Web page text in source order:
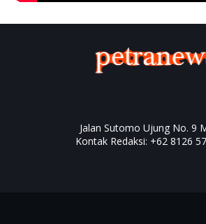
Jalan Sutomo Ujung No. 9
Kontak Redaksi: +62 8126